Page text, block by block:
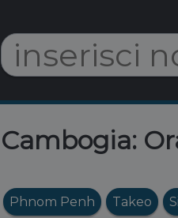
Cambogia:
Phnom Penh Takeo